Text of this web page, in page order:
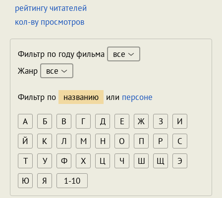
рейтингу читателей
кол-ву просмотров
Фильтр по году фильма
все
Жанр
все
Фильтр по названию или персоне
А Б В Г Д Е Ж З
И
Й
К Л М Н О П Р
С
Т
У Ф Х Ц Ч Ш Щ
Э
Ю
Я 1-10